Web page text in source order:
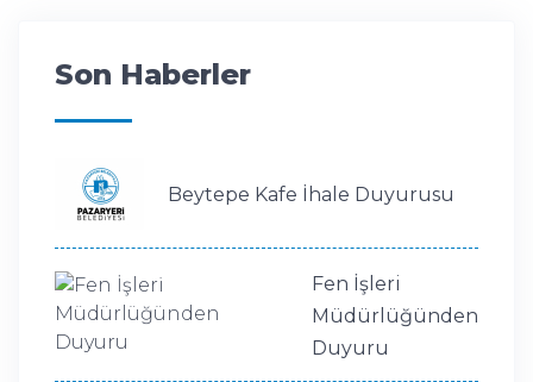
Son Haberler
Beytepe Kafe İhale Duyurusu
Fen İşleri
Müdürlüğünden
Duyuru